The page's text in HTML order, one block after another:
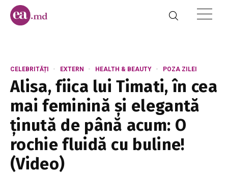
CELEBRITĂȚI EXTERN HEALTH & BEAUTY POZA ZILEI
Alisa, fiica lui Timati, în cea
mai feminină și elegantă
ținută de până acum: O
rochie fluidă cu buline!
(Video)